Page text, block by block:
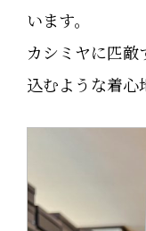
います。
カシミヤに匹
込むような着心